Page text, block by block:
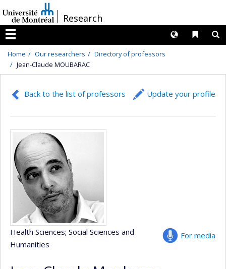
au
contenu
/Research
Menu
Liens
Langues
Home Our researchers
Directory of professors
Jean-Claude MOUBARAC
Back to the list of professors Update your profile
For media
Health Sciences; Social Sciences and
Humanities